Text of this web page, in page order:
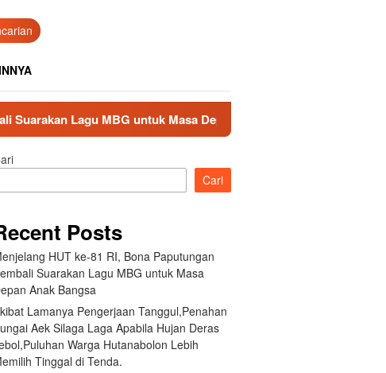
untuk Masa Depan Anak Bangsa
Cari
Posts
HUT ke-81 RI, Bona Paputungan
Suarakan Lagu MBG untuk Masa
Anak Bangsa
Lamanya Pengerjaan Tanggul,Penahan
Aek Silaga Laga Apabila Hujan Deras
Warga Hutanabolon Lebih
Tinggal di Tenda.